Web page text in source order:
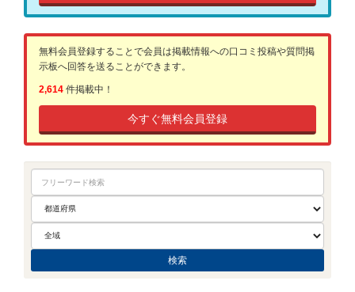
無料会員登録することで会員は掲載情報への口コミ投稿や質問掲
示板へ回答を送ることができます。
2,614 件掲載中！
今すぐ無料会員登録